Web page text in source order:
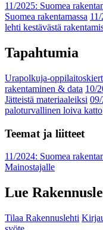
11/2025: Suomea
Suomea rakentamassa
lehti kestävästä
Tapahtumia
Urapolkuja-
rakentaminen & data 10/
Jätteistä materiaaleiksi
paloturvallinen loiva katto
Teemat ja liitteet
11/2024: Suomea
Mainostajalle
Lue
Tilaa Rakennuslehti